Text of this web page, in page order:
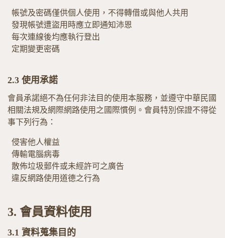
帳號及密碼僅供個人使用，不得轉借或與他人共用
發現帳號遭盜用時應立即通知沛恩
每次連線後均應執行登出
定期變更密碼
2.3 使用承諾
會員承諾絕不為任何非法目的使用本服務，並遵守中華民國
相關法規及網際網路使用之國際慣例。會員特別保證不得從
事下列行為：
侵害他人權益
傳輸電腦病毒
散佈垃圾郵件或未經許可之廣告
違反網路使用道德之行為
3. 會員資料使用
3.1 資料蒐集目的